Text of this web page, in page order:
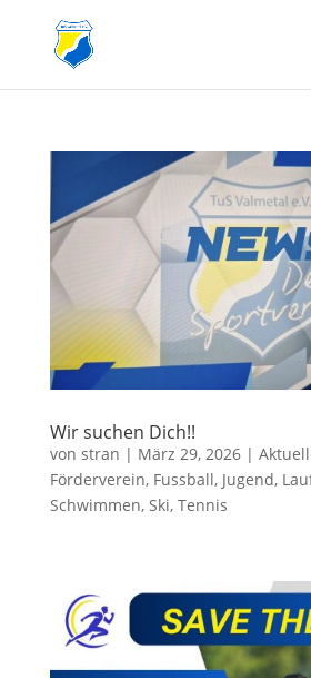
Wir suchen Dich!!
von stran | März 29, 2026|
Förderverein, Fussball, Jugend,
Schwimmen, Ski, Tennis